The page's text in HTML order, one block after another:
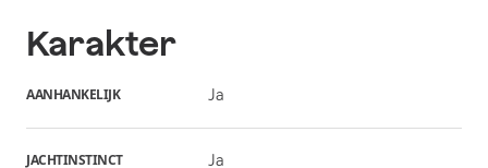
Karakter
AANHANKELIJK Ja
JACHTINSTINCT Ja